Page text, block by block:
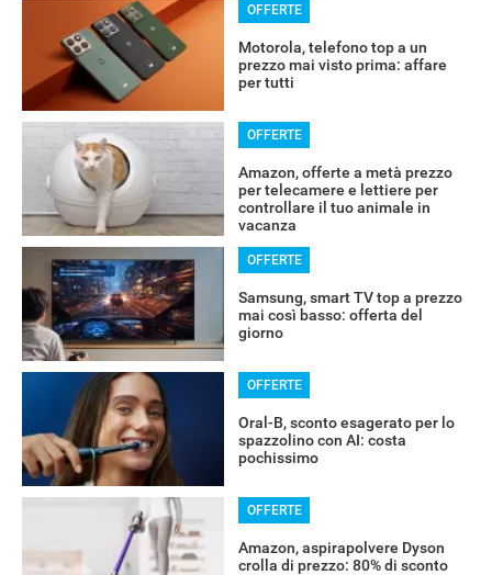
OFFERTE
Motorola, telefono top a un
prezzo mai visto prima: affare
per tutti
OFFERTE
Amazon, offerte a metà prezzo
per telecamere e lettiere per
controllare il tuo animale in
vacanza
OFFERTE
Samsung, smart TV top a prezzo
mai così basso: offerta del
giorno
OFFERTE
Oral-B, sconto esagerato per lo
spazzolino con AI: costa
pochissimo
OFFERTE
Amazon, aspirapolvere Dyson
crolla di prezzo: 80% di sconto